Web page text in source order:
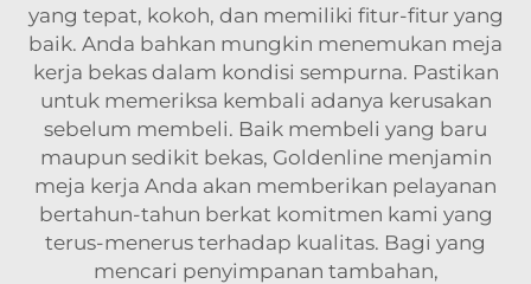
yang tepat, kokoh, dan memiliki fitur-fitur yang
baik. Anda bahkan mungkin menemukan meja
kerja bekas dalam kondisi sempurna. Pastikan
untuk memeriksa kembali adanya kerusakan
sebelum membeli. Baik membeli yang baru
maupun sedikit bekas, Goldenline menjamin
meja kerja Anda akan memberikan pelayanan
bertahun-tahun berkat komitmen kami yang
terus-menerus terhadap kualitas. Bagi yang
mencari penyimpanan tambahan,